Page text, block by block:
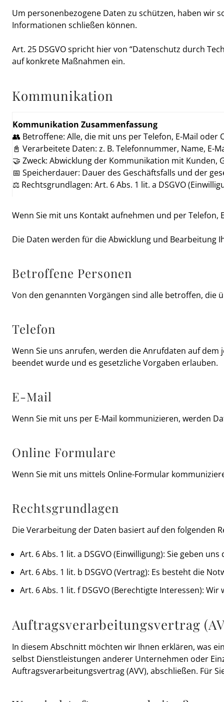
Um personenbezogene Daten zu schützen, haben wir
Informationen schließen können.
Art. 25 DSGVO spricht hier von “Datenschutz durch
auf konkrete Maßnahmen ein.
Kommunikation
Kommunikation Zusammenfassung
👥 Betroffene: Alle, die mit uns per Telefon, E-Mail
📓 Verarbeitete Daten: z. B. Telefonnummer, Name,
🤝 Zweck: Abwicklung der Kommunikation mit Kunden,
📅 Speicherdauer: Dauer des Geschäftsfalls und der
⚖️ Rechtsgrundlagen: Art. 6 Abs. 1 lit. a DSGVO
Wenn Sie mit uns Kontakt aufnehmen und per
Die Daten werden für die Abwicklung und Bearbeitung
Betroffene Personen
Von den genannten Vorgängen sind alle betroffen, die
Telefon
Wenn Sie uns anrufen, werden die Anrufdaten auf
beendet wurde und es gesetzliche Vorgaben erlauben.
E-Mail
Wenn Sie mit uns per E-Mail kommunizieren, werden
Online Formulare
Wenn Sie mit uns mittels Online-Formular
Rechtsgrundlagen
Die Verarbeitung der Daten basiert auf den folgenden
Art. 6 Abs. 1 lit. a DSGVO (Einwilligung): Sie geben
Art. 6 Abs. 1 lit. b DSGVO (Vertrag): Es besteht die
Art. 6 Abs. 1 lit. f DSGVO (Berechtigte Interessen):
Auftragsverarbeitungsvertrag
In diesem Abschnitt möchten wir Ihnen erklären, was
selbst Dienstleistungen anderer Unternehmen oder
Auftragsverarbeitungsvertrag (AVV), abschließen. Für